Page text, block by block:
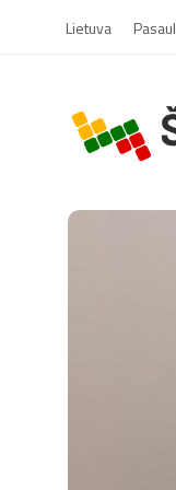
Lietuva
S
a